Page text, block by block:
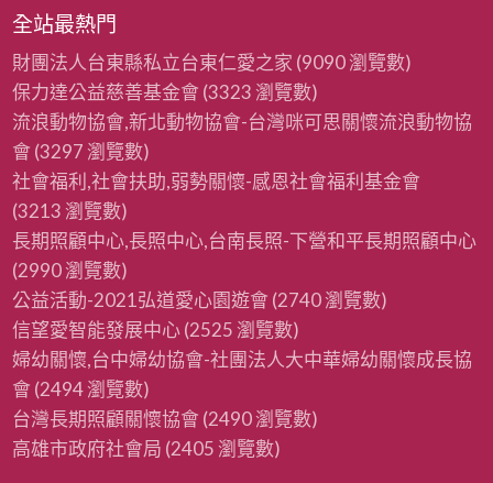
全站最熱門
財團法人台東縣私立台東仁愛之家 (9090 瀏覽數)
保力達公益慈善基金會 (3323 瀏覽數)
流浪動物協會,新北動物協會-台灣咪可思關懷流浪動物協
會 (3297 瀏覽數)
社會福利,社會扶助,弱勢關懷-感恩社會福利基金會
(3213 瀏覽數)
長期照顧中心,長照中心,台南長照-下營和平長期照顧中心
(2990 瀏覽數)
公益活動-2021弘道愛心園遊會 (2740 瀏覽數)
信望愛智能發展中心(2525 瀏覽數)
婦幼關懷,台中婦幼協會-社團法人大中華婦幼關懷成長協
會 (2494 瀏覽數)
台灣長期照顧關懷協會 (2490 瀏覽數)
高雄市政府社會局 (2405 瀏覽數)